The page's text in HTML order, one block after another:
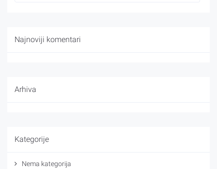
Najnoviji komentari
Arhiva
Kategorije
Nema kategorija